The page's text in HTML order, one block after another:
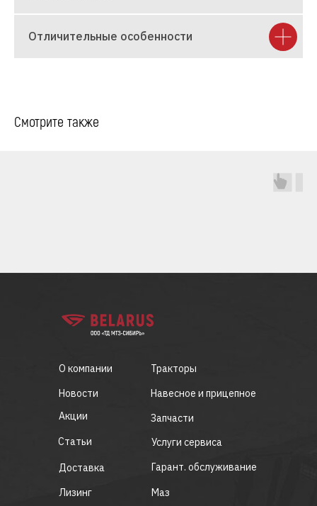
Отличительные особенности
Смотрите также
Акции
Статьи
Новости
Лизинг
Гарант. обслуживание
Услуги сервиса
Доставка
Маз
Запчасти
Навесное и прицепное
Тракторы
О компании